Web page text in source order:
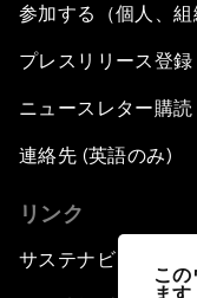
こ
ます
参加する（個人、組
プレスリリース登録
ニュースレター購読
連絡先 (英語のみ)
リンク
サステナビリティへ